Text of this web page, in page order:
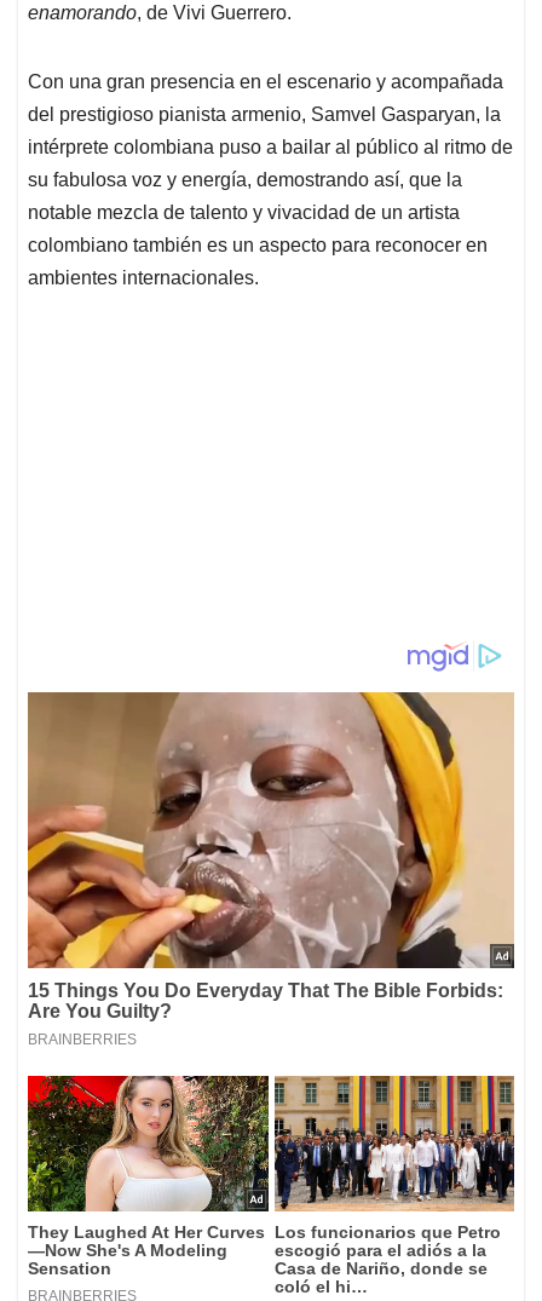
enamorando, de Vivi Guerrero.
Con una gran presencia en el escenario y acompañada
del prestigioso pianista armenio, Samvel Gasparyan, la
intérprete colombiana puso a bailar al público al ritmo de
su fabulosa voz y energía, demostrando así, que la
notable mezcla de talento y vivacidad de un artista
colombiano también es un aspecto para reconocer en
ambientes internacionales.